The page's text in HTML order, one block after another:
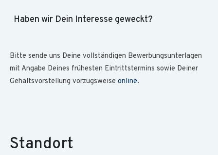
Haben wir Dein Interesse geweckt?
Bitte sende uns Deine voll­ständigen Bewer­bungs­unter­lagen
mit Angabe Deines frühe­sten Ein­tritts­termins sowie Deiner
Ge­halts­vor­stel­lung vorzugs­weise online.
Standort